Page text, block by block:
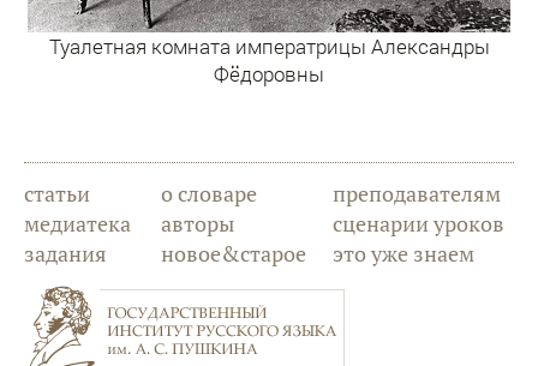
Туалетная комната императрицы Александры
Фёдоровны
статьи
медиатека
задания
о словаре
авторы
новое&старое
преподавателям
сценарии уроков
это уже знаем